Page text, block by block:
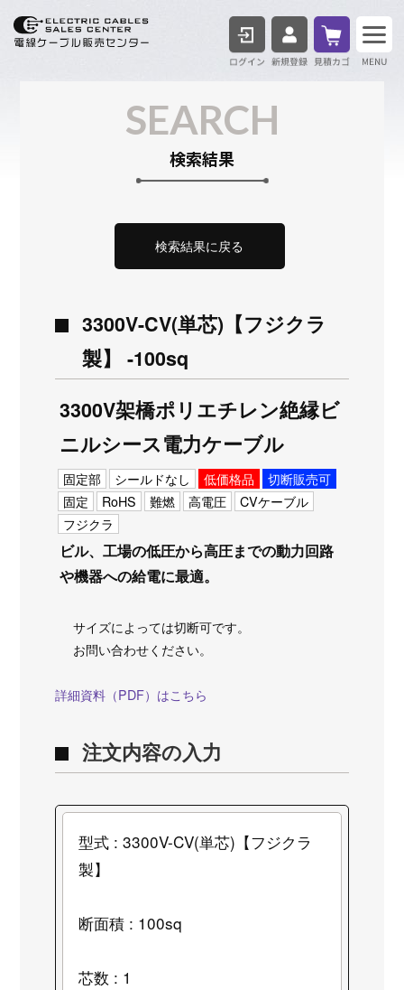
ログイン 見積
SEARCH
検索結果
検索結果に戻る
3300V-CV(単芯)【フジクラ
製】 -100sq
3300V架橋ポリエチレン絶縁ビ
ニルシース電力ケーブル
固定部 シールドなし 低価格品
切断販売可
固定
RoHS 難燃 高電圧
CVケーブル
フジクラ
ビル、工場の低圧から高圧までの動力回路
や機器への給電に最適。
サイズによっては切断可です。
お問い合わせください。
詳細資料（PDF）はこちら
注文内容の入力
型式 : 3300V-CV(単芯)【フジクラ
製】
断面積 : 100sq
芯数 : 1